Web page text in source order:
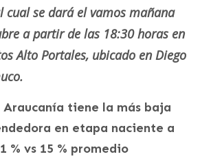
cual se dará el vamos mañana
a partir de las 18:30 horas en
Alto Portales, ubicado en Diego
Araucanía tiene la más baja
en etapa naciente a
% vs 15 % promedio